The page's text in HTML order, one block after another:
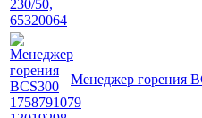
Менеджер горения